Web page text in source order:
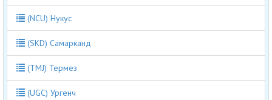
(NCU) Нукус
(SKD) Самарканд
(TMJ) Термез
(UGC) Ургенч